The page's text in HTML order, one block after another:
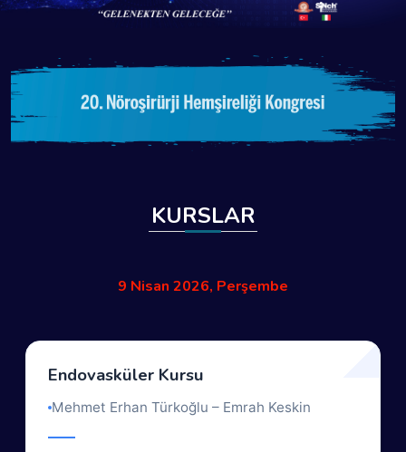
KURSLAR
9 Nisan 2026, Perşembe
Endovasküler Kursu
Mehmet Erhan Türkoğlu – Emrah Keskin